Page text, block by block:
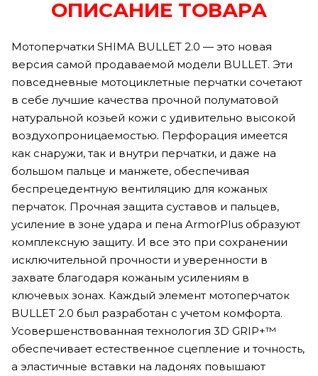
ОПИСАНИЕ ТОВАРА
Мотоперчатки SHIMA BULLET 2.0 — это новая
версия самой продаваемой модели BULLET. Эти
повседневные мотоциклетные перчатки сочетают
в себе лучшие качества прочной полуматовой
натуральной козьей кожи с удивительно высокой
воздухопроницаемостью. Перфорация имеется
как снаружи, так и внутри перчатки, и даже на
большом пальце и манжете, обеспечивая
беспрецедентную вентиляцию для кожаных
перчаток. Прочная защита суставов и пальцев,
усиление в зоне удара и пена ArmorPlus образуют
комплексную защиту. И все это при сохранении
исключительной прочности и уверенности в
захвате благодаря кожаным усилениям в
ключевых зонах. Каждый элемент мотоперчаток
BULLET 2.0 был разработан с учетом комфорта.
Усовершенствованная технология 3D GRIP+™
обеспечивает естественное сцепление и точность,
а эластичные вставки на ладонях повышают